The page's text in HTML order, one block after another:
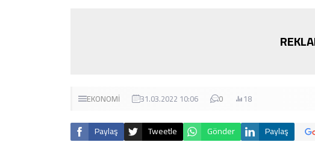
EKONOMİ 31.03.2022 10:06 0 18
Paylaş Tweetle Gönder Paylaş